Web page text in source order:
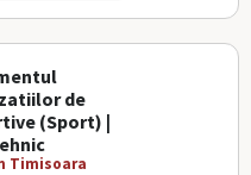
de
(Sport) |
Timisoara